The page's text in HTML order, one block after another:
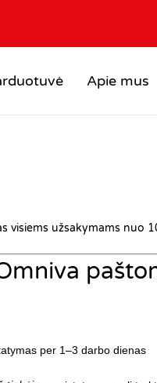
Apie mus
visiems užsakymams nuo
per 1–3 darbo dienas